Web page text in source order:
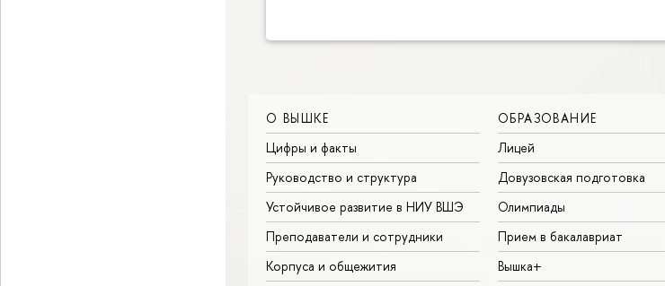
О ВЫШКЕ
Цифры и факты
Руководство и структура
Устойчивое развитие в НИУ ВШЭ
Преподаватели и сотрудники
Корпуса и общежития
ОБРАЗОВАНИЕ
Лицей
Довузовская подготовка
Олимпиады
Прием в бакалавриат
Вышка+